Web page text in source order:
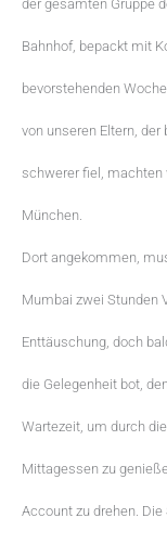
der gesamten Gruppe
Bahnhof, bepackt mit
bevorstehenden
von unseren Eltern,
schwerer fiel, machten
München.
Dort angekommen,
Mumbai zwei Stunden
Enttäuschung, doch
die Gelegenheit bot,
Wartezeit, um durch
Mittagessen zu
Account zu drehen.